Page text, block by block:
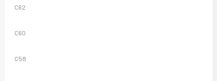
C62
C60
C58